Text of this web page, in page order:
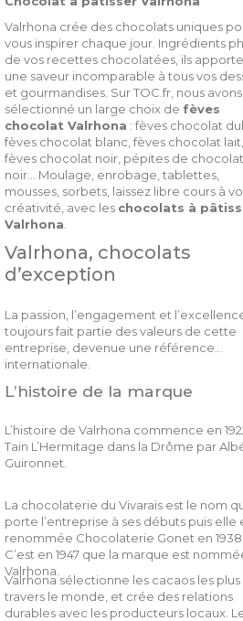
Valrhona crée des chocolats uniques
vous inspirer chaque jour. Ingrédients
de vos recettes chocolatées, ils
une saveur incomparable à tous vos
et gourmandises. Sur TOC.fr, nous avons
sélectionné un large choix de fèves
chocolat Valrhona : fèves chocolat
fèves chocolat blanc, fèves chocolat lait,
fèves chocolat noir, pépites de chocolat
noir... Moulage, enrobage, tablettes,
mousses, sorbets, laissez libre cours à
créativité, avec les chocolats à
Valrhona
Valrhona, chocolats
d’exception
La passion, l’engagement et
toujours fait partie des valeurs de cette
entreprise, devenue une référence
internationale.
L’histoire de la marque
L’histoire de Valrhona commence en
Tain L’Hermitage dans la Drôme par
Guironnet.
La chocolaterie du Vivarais est le nom
porte l’entreprise à ses débuts puis elle
renommée Chocolaterie Gonet en 1938.
C’est en 1947 que la marque est
Valrhona.
Valrhona sélectionne les cacaos les plus
travers le monde, et crée des relations
durables avec les producteurs locaux.